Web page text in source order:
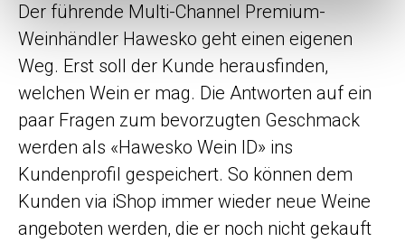
Der führende Multi-Channel Premium-
Weinhändler Hawesko geht einen eigenen
Weg. Erst soll der Kunde herausfinden,
welchen Wein er mag. Die Antworten auf ein
paar Fragen zum bevorzugten Geschmack
werden als «Hawesko Wein ID» ins
Kundenprofil gespeichert. So können dem
Kunden via iShop immer wieder neue Weine
angeboten werden, die er noch nicht gekauft